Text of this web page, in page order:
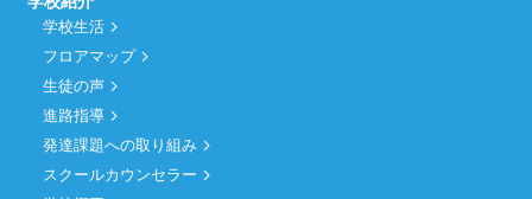
学校生活
フロアマップ
生徒の声
進路指導
発達課題への取り組み
スクールカウンセラー